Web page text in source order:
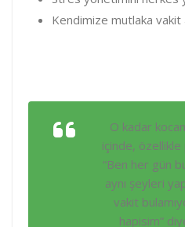
Kendimize mutlaka vakit
O kadar
içinde, özellikle
“Ben her gün
aynı şeyleri
vakit
hapisim”